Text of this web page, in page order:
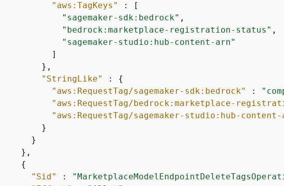
"aws:TagKeys"
: [
"sagemaker-sdk:bedrock" ,
"bedrock:marketplace-registration-status" ,
"sagemaker-studio:hub-content-arn"
          ]
        },
"StringLike"
: {
"aws:RequestTag/sagemaker-sdk:bedrock"
:
"aws:RequestTag/bedrock:marketplace-
"aws:RequestTag/sagemaker-studio:hub-content-
        }
      }
    },
{
"Sid"
: